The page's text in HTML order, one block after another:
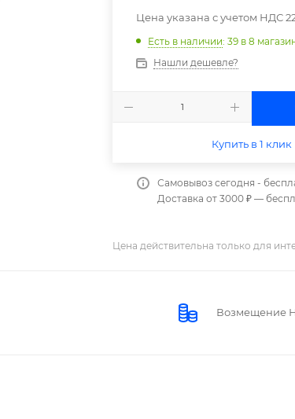
Цена указана с учетом НДС
Есть в наличии: 39 в 8
Нашли дешевле?
Купить в 1 клик
Самовывоз сегодня -
Доставка от 3000 ₽ —
Цена действительна только для
Возмещение